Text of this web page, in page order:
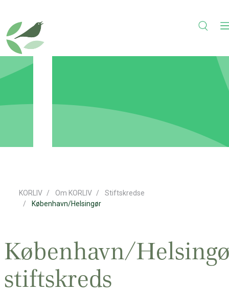
KORLIV Om KORLIV
Stiftskredse
København/Helsingør
København/
stiftskreds